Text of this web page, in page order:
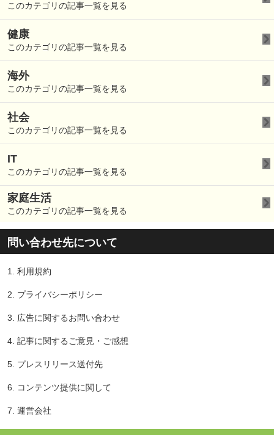
このカテゴリの記事一覧を見る
健康
このカテゴリの記事一覧を見る
海外
このカテゴリの記事一覧を見る
社会
このカテゴリの記事一覧を見る
IT
このカテゴリの記事一覧を見る
家庭生活
このカテゴリの記事一覧を見る
問い合わせ先について
1. 利用規約
2. プライバシーポリシー
3. 広告に関するお問い合わせ
4. 記事に関するご意見・ご感想
5. プレスリリース送付先
6. コンテンツ提供に関して
7. 運営会社